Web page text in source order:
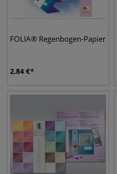
FOLIA® Regenbogen-Papier
2,84 €